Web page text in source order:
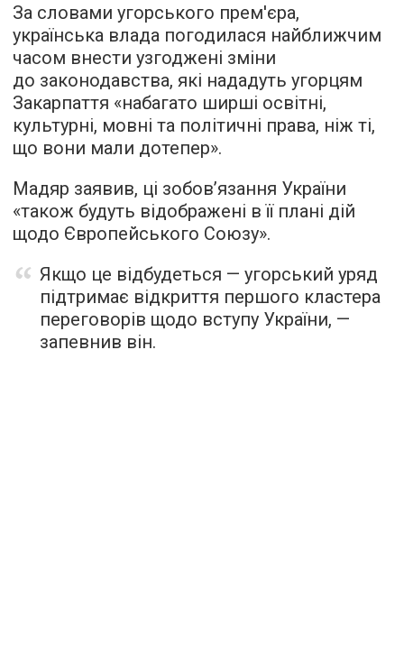
За словами угорського прем'єра,
українська влада погодилася найближчим
часом внести узгоджені зміни
до законодавства, які нададуть угорцям
Закарпаття «набагато ширші освітні,
культурні, мовні та політичні права, ніж ті,
що вони мали дотепер».
Мадяр заявив, ці зобов’язання України
«також будуть відображені в її плані дій
щодо Європейського Союзу».
Якщо це відбудеться — угорський уряд
підтримає відкриття першого кластера
переговорів щодо вступу України, —
запевнив він.